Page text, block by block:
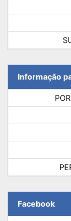
Informação
Facebook